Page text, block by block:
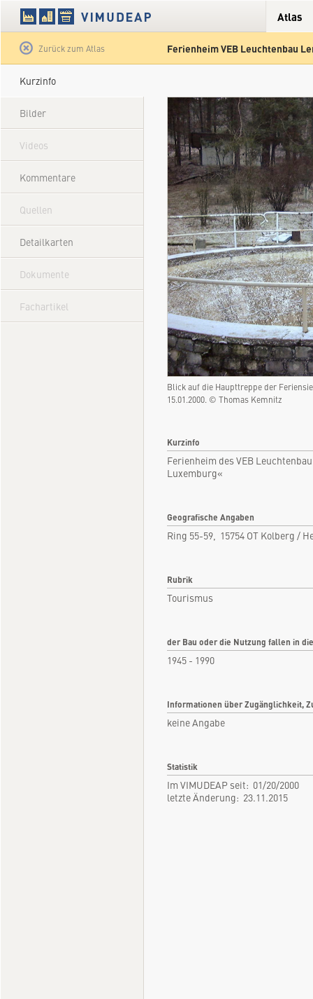
Atlas
Zurück zum Atlas Ferienheim VEB Leuchtenbau
Kurzinfo
Bilder
Videos
Kommentare
Quellen
Detailkarten
Dokumente
Fachartikel
Blick auf die Haupttreppe der
15.01.2000. © Thomas Kemnitz
Kurzinfo
Ferienheim des VEB
Luxemburg«
Geografische Angaben
Ring 55-59, 15754 OT Kolberg /
Rubrik
Tourismus
der Bau oder die Nutzung fallen in
1945 - 1990
Informationen über Zugänglichkeit,
keine Angabe
Statistik
Im VIMUDEAP seit: 01/20/2000
letzte Änderung: 23.11.2015
Satellit Hybrid Gelände Straße